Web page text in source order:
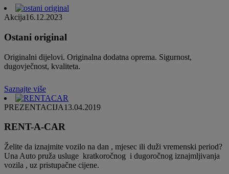
Akcija16.12.2023
Ostani original
Originalni dijelovi. Originalna dodatna oprema. Sigurnost,
dugovječnost, kvaliteta.
Saznajte više
PREZENTACIJA13.04.2019
RENT-A-CAR
Želite da iznajmite vozilo na dan , mjesec ili duži vremenski period?
Una Auto pruža usluge kratkoročnog i dugoročnog iznajmljivanja
vozila , uz pristupačne cijene.